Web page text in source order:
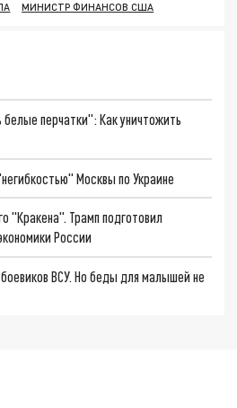
МИНИСТР ФИНАНСОВ США
белые перчатки": Как уничтожить
Москвы по Украине
"Кракена". Трамп подготовил
России
ВСУ. Но беды для малышей не